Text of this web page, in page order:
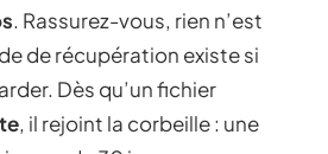
. Rassurez-vous, rien n’est
de récupération existe si
Dès qu’un fichier
, il rejoint la corbeille : une